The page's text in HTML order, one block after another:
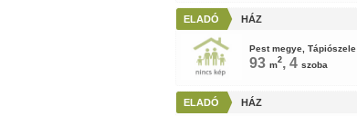
ELADÓ HÁZ
Pest megye, Tápiószele
93 m2, 4 szoba
ELADÓ HÁZ